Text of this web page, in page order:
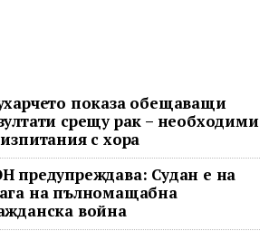
показа обещаващи
срещу рак – необходими
с хора
предупреждава: Судан е на
на пълномащабна
война